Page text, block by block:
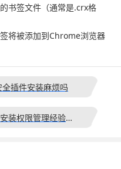
书签文件（通常是.crx格
将被添加到Chrome浏览器
插件安装麻烦吗
谷歌浏览器插件安装权限管理经验分享教程